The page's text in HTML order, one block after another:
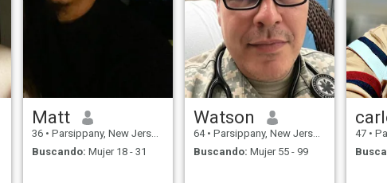
Matt
36 • Parsippany, New Jersey, Estados Unidos
Buscando: Mujer 18 - 31
Watson
64 • Parsippany, New Jersey, Estados Unidos
Buscando: Mujer 55 - 99
47 •